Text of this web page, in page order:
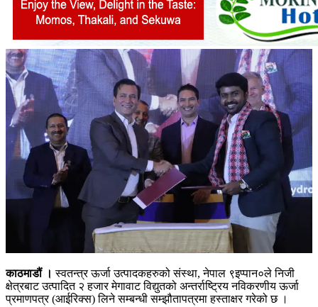
काठमाडौं । स्वतन्त्र ऊर्जा उत्पादकहरुको संस्था, नेपाल ९इप्पान०ले निजी
क्षेत्रबाट उत्पादित २ हजार मेगावाट विद्युतको अन्तर्राष्ट्रिय नविकरणीय ऊर्जा
प्रमाणपत्र (आईरिक्स) लिने सम्बन्धी सम्झौतापत्रमा हस्ताक्षर गरेको छ ।